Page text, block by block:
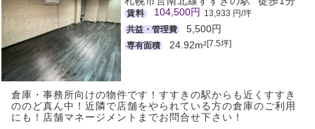
賃料 104,500円 13,933 円/坪
共益・管理費
5,500円
専有面積 24.92m²[7.5坪]
倉庫・事務所向けの物件です！すすきの駅からも近くすすき
ののど真ん中！近隣で店舗をやられている方の倉庫のご利用
にも！店舗マネージメントまでお問合せ下さい！